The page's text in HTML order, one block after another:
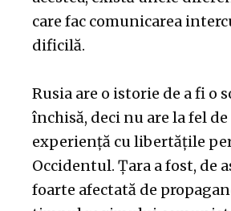
care fac comunicarea
dificilă.
Rusia are o istorie de a fi o
închisă, deci nu are la fel
experiență cu libertățile
Occidentul. Țara a fost, de
foarte afectată de